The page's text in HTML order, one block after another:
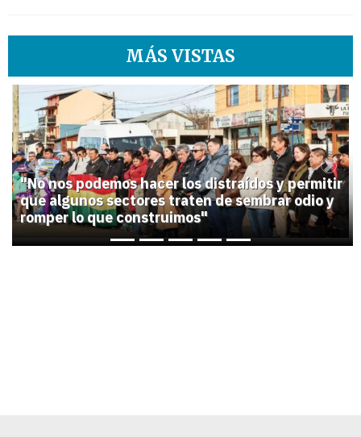
MÁS VISTAS
1
"No nos podemos hacer los distraídos y permitir
que algunos sectores traten de sembrar odio y
romper lo que construimos"
Previous Next